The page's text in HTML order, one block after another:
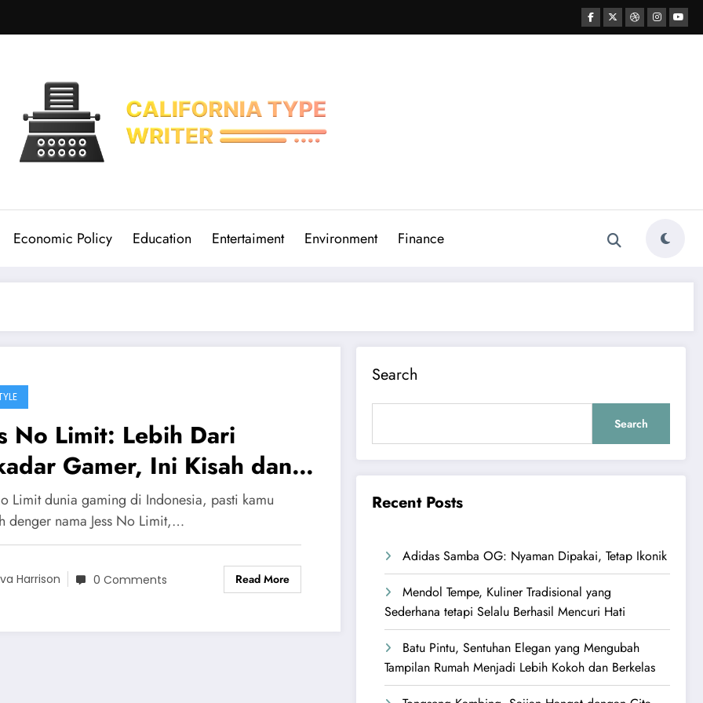
Economic Policy Education Entertaiment Environment Finance
No Limit: Lebih Dari
Gamer, Ini Kisah dan
yang Bisa Kamu Petik
Limit dunia gaming di Indonesia, pasti kamu
denger nama Jess No Limit,…
Harrison 0 Comments Read More
Search
Search
Recent Posts
Adidas Samba OG: Nyaman Dipakai, Tetap Ikonik
Mendol Tempe, Kuliner Tradisional yang
Sederhana tetapi Selalu Berhasil Mencuri Hati
Batu Pintu, Sentuhan Elegan yang Mengubah
Tampilan Rumah Menjadi Lebih Kokoh dan Berkelas